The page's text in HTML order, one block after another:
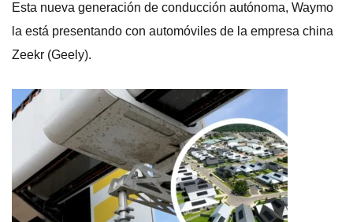
Esta nueva generación de conducción autónoma, Waymo
la está presentando con automóviles de la empresa china
Zeekr (Geely).